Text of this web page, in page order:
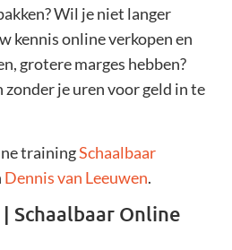
Wil je niet langer
kennis online verkopen en
grotere marges hebben?
je uren voor geld in te
trainingSchaalbaar
Dennis van Leeuwen.
Schaalbaar Online